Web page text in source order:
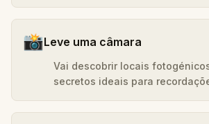
📸Leve uma câmara
Vai descobrir locais
secretos ideais para